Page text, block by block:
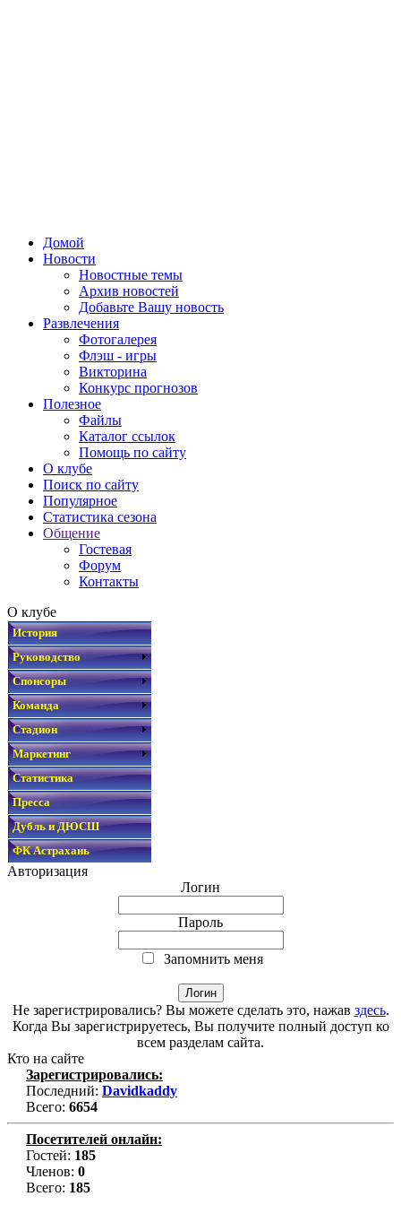
Домой
Новости
Новостные темы
Архив новостей
Добавьте Вашу новость
Развлечения
Фотогалерея
Флэш - игры
Викторина
Конкурс прогнозов
Полезное
Файлы
Каталог ссылок
Помощь по сайту
О клубе
Поиск по сайту
Популярное
Статистика сезона
Общение
Гостевая
Форум
Контакты
О клубе
История
Руководство
Спонсоры
Команда
Стадион
Маркетинг
Статистика
Пресса
Дубль и ДЮСШ
ФК Астрахань
Авторизация
Логин
Пароль
Запомнить меня
Не зарегистрировались? Вы можете сделать это, нажав здесь.
Когда Вы зарегистрируетесь, Вы получите полный доступ ко
всем разделам сайта.
Кто на сайте
Зарегистрировались:
Последний: Davidkaddy
Всего: 6654
Посетителей онлайн:
Гостей: 185
Членов: 0
Всего: 185